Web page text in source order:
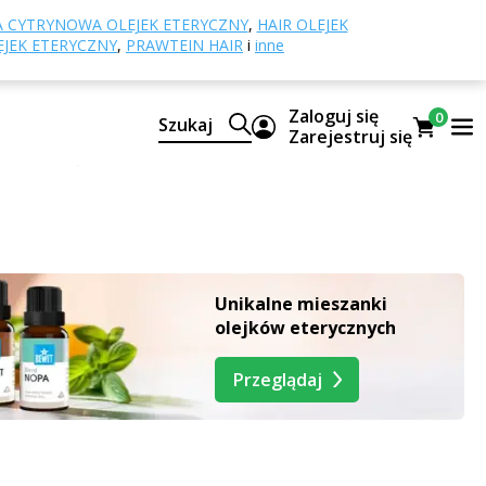
CYTRYNOWA OLEJEK ETERYCZNY, HAIR OLEJEK
ETERYCZNY, PRAWTEIN HAIR i inne
Szukaj
Zaloguj się
Zarejestruj się
0
zachwycą Cię swoim wspaniałym aromatem.
W jednej kropli skupiająmoc jednego kilograma ziół,
natychmiastową pomoc.
olejki do skóry, olejki eteryczne odstraszające
naturalny aromat.
Unikalne mieszanki
olejków eterycznych
Przeglądaj